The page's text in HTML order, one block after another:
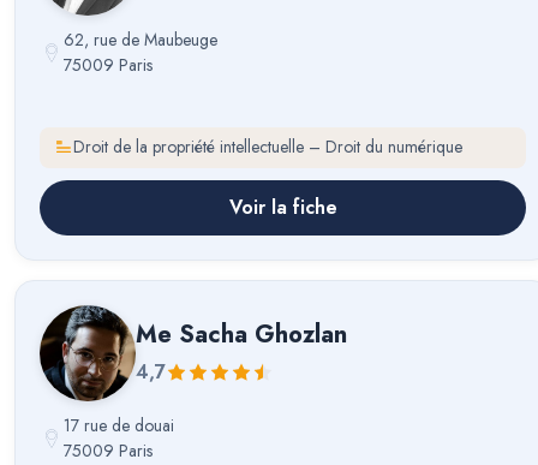
62, rue de Maubeuge
75009 Paris
Droit de la propriété intellectuelle – Droit du numérique
Voir la fiche
Me Sacha Ghozlan
4,7
17 rue de douai
75009 Paris